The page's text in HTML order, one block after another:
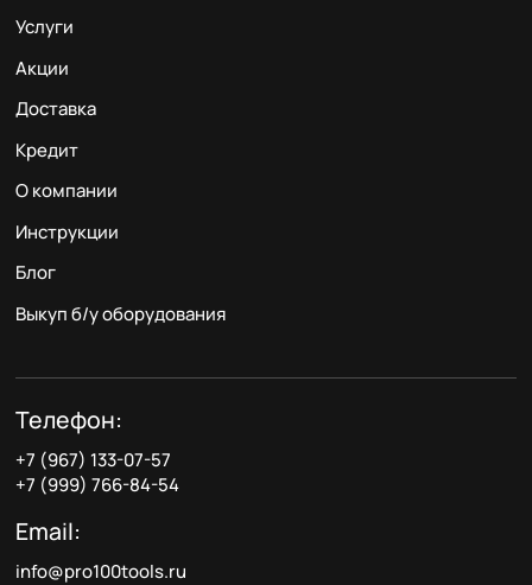
Услуги
Акции
Доставка
Кредит
О компании
Инструкции
Блог
Выкуп б/у оборудования
Телефон:
+7 (967) 133-07-57
+7 (999) 766-84-54
Email:
info@pro100tools.ru